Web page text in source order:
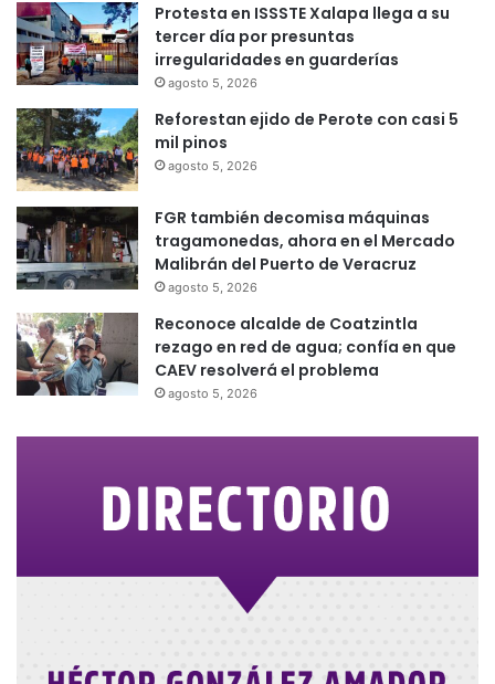
Protesta en ISSSTE Xalapa llega a su
tercer día por presuntas
irregularidades en guarderías
agosto 5, 2026
Reforestan ejido de Perote con casi 5
mil pinos
agosto 5, 2026
FGR también decomisa máquinas
tragamonedas, ahora en el Mercado
Malibrán del Puerto de Veracruz
agosto 5, 2026
Reconoce alcalde de Coatzintla
rezago en red de agua; confía en que
CAEV resolverá el problema
agosto 5, 2026